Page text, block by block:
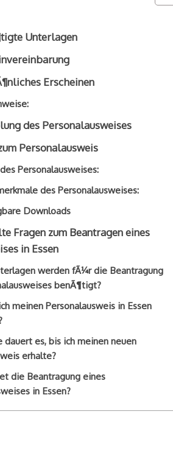
Unterlagen
Erscheinen
des Personalausweises
Personalausweis
Personalausweises:
des Personalausweises:
Downloads
Fragen zum Beantragen eines
in Essen
werden fÃ¼r die Beantragung
benÃ¶tigt?
meinen Personalausweis in Essen
dauert es, bis ich meinen neuen
erhalte?
die Beantragung eines
in Essen?